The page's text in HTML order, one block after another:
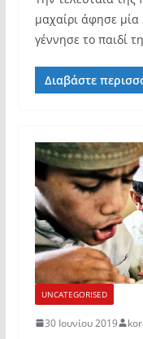
μαχαίρι άφησε
γέννησε το παιδί
Διαβάστε
UNCATEGORISED
30 Ιουνίου 2019